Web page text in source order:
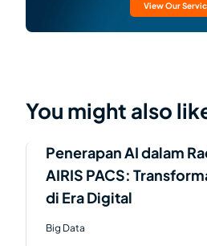
View Our
You might also
Penerapan AI dalam
AIRIS PACS:
di Era Digital
Big Data